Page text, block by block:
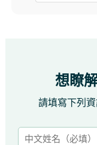
想瞭
請填寫下列